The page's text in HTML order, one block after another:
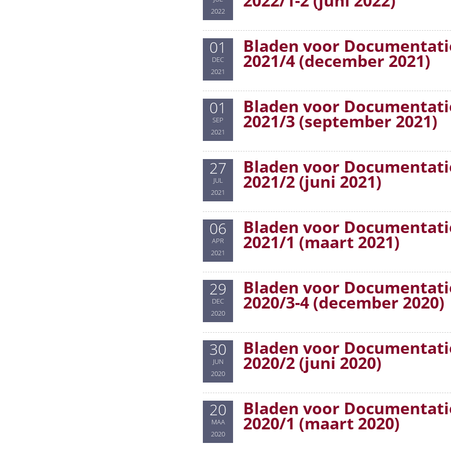
2022
01
DEC
2021
Bladen voor
2021/4 (december 2021)
01
SEP
2021
Bladen voor
2021/3 (september 2021)
27
JUL
2021
Bladen voor
2021/2 (juni 2021)
06
APR
2021
Bladen voor
2021/1 (maart 2021)
29
DEC
2020
Bladen voor
2020/3-4 (december 2020)
30
JUN
2020
Bladen voor
2020/2 (juni 2020)
20
MAA
2020
Bladen voor
2020/1 (maart 2020)